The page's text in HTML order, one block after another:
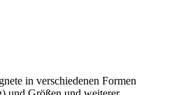
in verschiedenen Formen